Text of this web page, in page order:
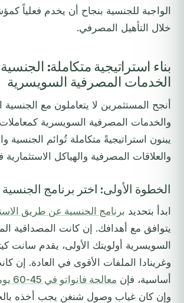
الواجبة للجنسية بنجاح أن يخدم فعلياً
خلال التأهيل المصرفي.
بناء استراتيجية متكاملة: الجنسية
الخدمات المصرفية السويسرية
أنجح المستثمرين لا يتعاملون مع الجنسية
والخدمات المصرفية السويسرية
يبنون استراتيجيةً متكاملة تُوائم الجنسية
والعلاقات المصرفية والهياكل
الخطوة الأولى: اختر برنامج
ابدأ بتحديد برنامج الجنسية عن طريق
يتوافق مع أهدافك. إن كانت المصداقية
السويسرية أولويتك الأولى، يقدم سانت
وغرينادا الملفات الأقوى في العادة. إن
أساسية، فإن معالجة فانواتو في 45-60 يوماً
وإن كان غياب وصول شنغن يجب أخذه